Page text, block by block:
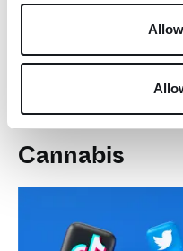
normalem Cannabis-
Anbau und Hydrokultur
Cannabis